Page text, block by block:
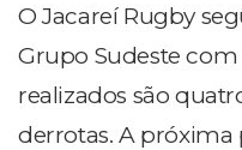
O Jacareí Rugby
Grupo Sudeste com
realizados são
derrotas. A